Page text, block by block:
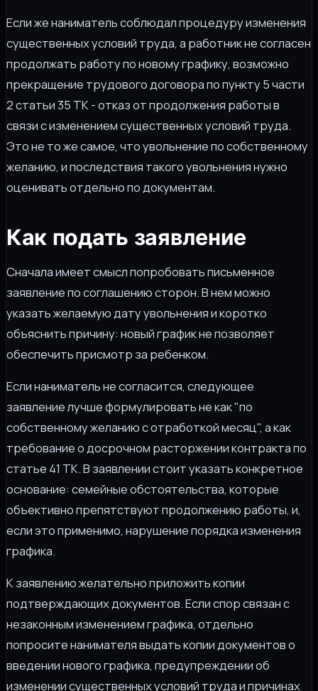
Если же наниматель соблюдал процедуру изменения
существенных условий труда, а работник не согласен
продолжать работу по новому графику, возможно
прекращение трудового договора по пункту 5 части
2 статьи 35 ТК - отказ от продолжения работы в
связи с изменением существенных условий труда.
Это не то же самое, что увольнение по собственному
желанию, и последствия такого увольнения нужно
оценивать отдельно по документам.
Как подать заявление
Сначала имеет смысл попробовать письменное
заявление по соглашению сторон. В нем можно
указать желаемую дату увольнения и коротко
объяснить причину: новый график не позволяет
обеспечить присмотр за ребенком.
Если наниматель не согласится, следующее
заявление лучше формулировать не как "по
собственному желанию с отработкой месяц", а как
требование о досрочном расторжении контракта по
статье 41 ТК. В заявлении стоит указать конкретное
основание: семейные обстоятельства, которые
объективно препятствуют продолжению работы, и,
если это применимо, нарушение порядка изменения
графика.
К заявлению желательно приложить копии
подтверждающих документов. Если спор связан с
незаконным изменением графика, отдельно
попросите нанимателя выдать копии документов о
введении нового графика, предупреждении об
изменении существенных условий труда и причинах